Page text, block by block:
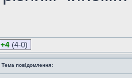
+4 (4-0)
Тема повідомлення: